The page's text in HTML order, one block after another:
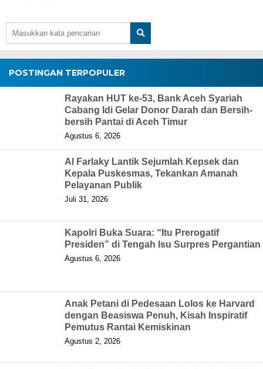
POSTINGAN TERPOPULER
Rayakan HUT ke-53, Bank Aceh Syariah
Cabang Idi Gelar Donor Darah dan Bersih-
bersih Pantai di Aceh Timur
Agustus 6, 2026
Al Farlaky Lantik Sejumlah Kepsek dan
Kepala Puskesmas, Tekankan Amanah
Pelayanan Publik
Juli 31, 2026
Kapolri Buka Suara: “Itu Prerogatif
Presiden” di Tengah Isu Surpres Pergantian
Agustus 6, 2026
Anak Petani di Pedesaan Lolos ke Harvard
dengan Beasiswa Penuh, Kisah Inspiratif
Pemutus Rantai Kemiskinan
Agustus 2, 2026